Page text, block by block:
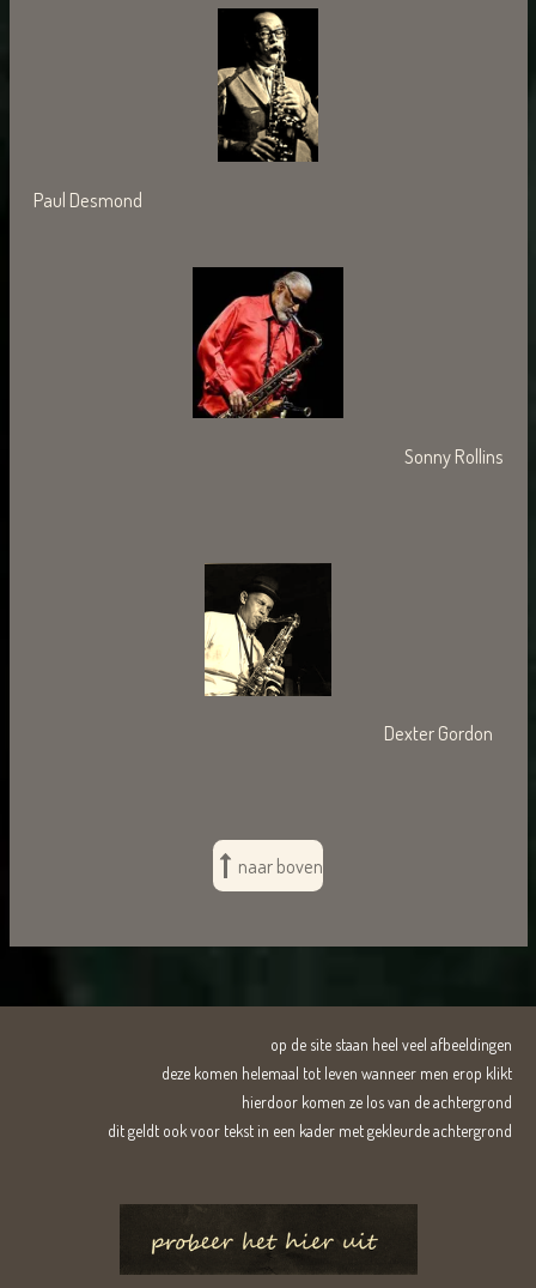
Paul Desmond
Sonny Rollins
Dexter Gordon
naar boven
op de site staan heel veel afbeeldingen
deze komen helemaal tot leven wanneer men erop klikt
hierdoor komen ze los van de achtergrond
dit geldt ook voor tekst in een kader met gekleurde achtergrond